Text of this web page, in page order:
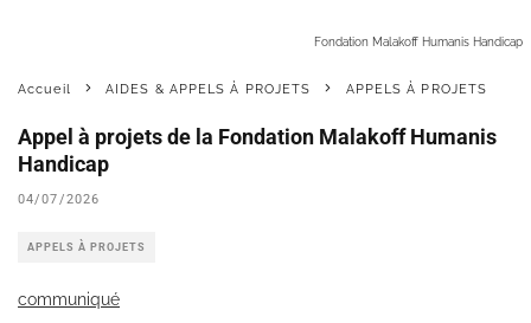
Fondation Malakoff Humanis Handicap
Accueil AIDES & APPELS À PROJETS APPELS À PROJETS
Appel à projets de la Fondation Malakoff Humanis
Handicap
04/07/2026
APPELS À PROJETS
communiqué